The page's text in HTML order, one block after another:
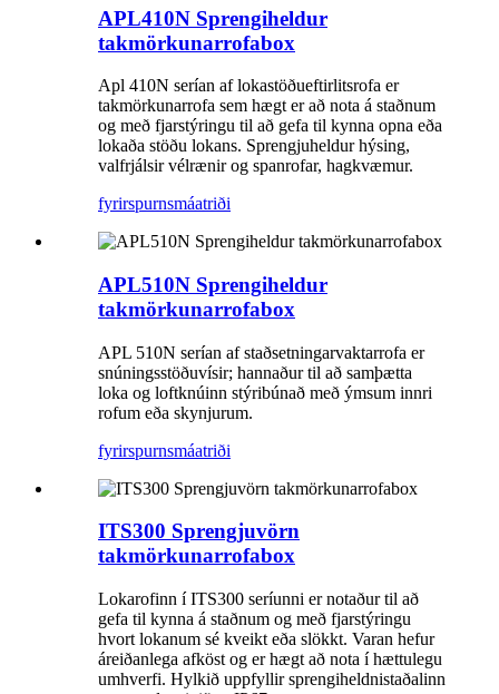
APL410N Sprengiheldur
takmörkunarrofabox
Apl 410N serían af lokastöðueftirlitsrofa er
takmörkunarrofa sem hægt er að nota á staðnum
og með fjarstýringu til að gefa til kynna opna eða
lokaða stöðu lokans. Sprengjuheldur hýsing,
valfrjálsir vélrænir og spanrofar, hagkvæmur.
fyrirspurnsmáatriði
APL510N Sprengiheldur
takmörkunarrofabox
APL 510N serían af staðsetningarvaktarrofa er
snúningsstöðuvísir; hannaður til að samþætta
loka og loftknúinn stýribúnað með ýmsum innri
rofum eða skynjurum.
fyrirspurnsmáatriði
ITS300 Sprengjuvörn
takmörkunarrofabox
Lokarofinn í ITS300 seríunni er notaður til að
gefa til kynna á staðnum og með fjarstýringu
hvort lokanum sé kveikt eða slökkt. Varan hefur
áreiðanlega afköst og er hægt að nota í hættulegu
umhverfi. Hylkið uppfyllir sprengiheldnistaðalinn